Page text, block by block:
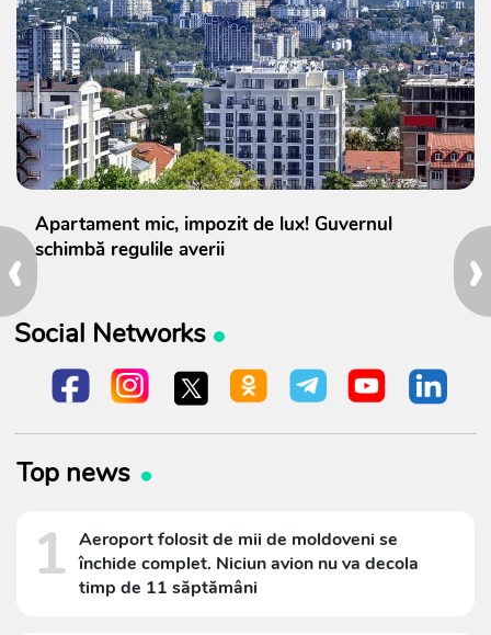
›
‹
Apartament mic, impozit de lux! Guvernul
schimbă regulile averii
Social Networks
Top news
1 Aeroport folosit de mii de moldoveni se
închide complet. Niciun avion nu va decola
timp de 11 săptămâni